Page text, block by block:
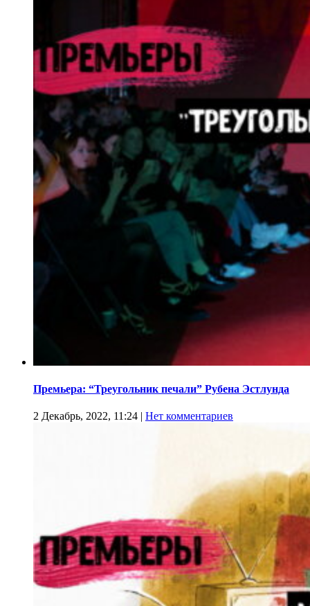
Премьера: “Треугольник печали” Рубена Эстлунда
2 Декабрь, 2022, 11:24 | Нет комментариев